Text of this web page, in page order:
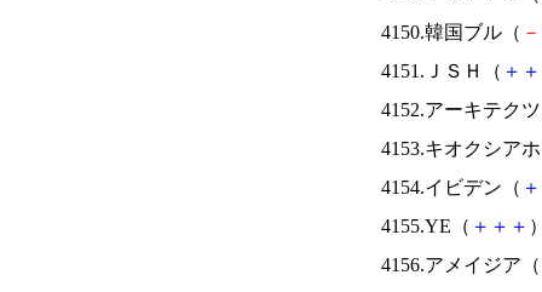
4150.韓国ブル（ －
4151.ＪＳＨ（ ＋ ＋
4152.アーキテク
4153.キオクシア
4154.イビデン（ ＋
4155.YE（ ＋ ＋ ＋
4156.アメイジア（